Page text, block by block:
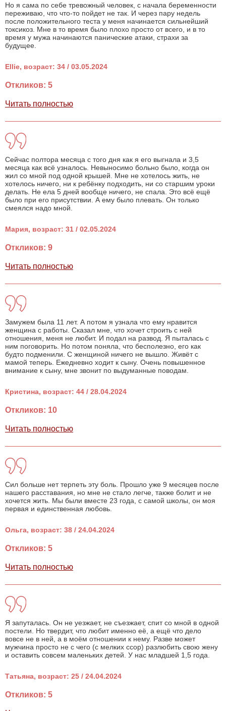
Но я сама по себе тревожный человек, с начала беременности
переживаю, что что-то пойдет не так. И через пару недель
после положительного теста у меня начинается сильнейший
токсикоз. Мне в то время было плохо просто от всего, и в то
время у мужа начинаются панические атаки, страхи за
будущее.
Ellie, возраст: 34 / 03.05.2024
Откликов: 5
Читать полностью
Сейчас полтора месяца с того дня как я его выгнала и 3,5
месяца как всё узналось. Невыносимо больно было, когда он
жил со мной под одной крышей. Мне не хотелось жить, не
хотелось ничего, ни к ребёнку подходить, ни со старшим уроки
делать. Не ела 5 дней вообще ничего, не спала. Это всё ещё
было при его присутствии. А ему было плевать. Он только
смеялся надо мной.
Мария, возраст: 31 / 02.05.2024
Откликов: 9
Читать полностью
Замужем была 11 лет. А потом я узнала что ему нравится
женщина с работы. Сказал мне, что хочет строить с ней
отношения, меня не любит. И подал на развод. Я пыталась с
ним поговорить. Но потом поняла, что бесполезно, его как
будто подменили. С женщиной ничего не вышло. Живёт с
мамой теперь. Ежедневно ходит к сыну. Очень повышенное
внимание к сыну, мне звонит по выдуманные поводам.
Кристина, возраст: 44 / 28.04.2024
Откликов: 10
Читать полностью
Сил больше нет терпеть эту боль. Прошло уже 9 месяцев после
нашего расставания, но мне не стало легче, также болит и не
хочется жить. Мы были вместе 23 года, с самой школы, он моя
первая и единственная любовь.
Ольга, возраст: 38 / 24.04.2024
Откликов: 5
Читать полностью
Я запуталась. Он не уезжает, не съезжает, спит со мной в одной
постели. Но твердит, что любит именно её, а ещё что дело
вовсе не в ней, а в моём отношении к нему. Разве может
мужчина просто не с чего (с мелких ссор) разлюбить свою жену
и оставить совсем маленьких детей. У нас младшей 1,5 года.
Татьяна, возраст: 25 / 24.04.2024
Откликов: 5